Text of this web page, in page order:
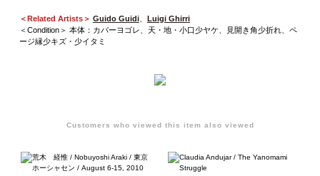
＜Related Artists＞ Guido Guidi、 Luigi Ghirri
＜Condition＞ 本体：カバーヨゴレ、天・地・小口少ヤケ、見開き角少折れ、ペ
ージ縁少キズ・少イタミ
Customers who viewed this item also viewed